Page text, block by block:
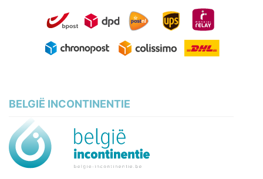
BELGIË INCONTINENTIE